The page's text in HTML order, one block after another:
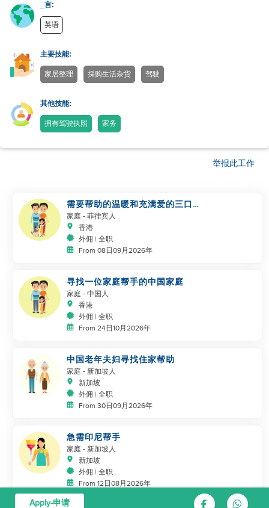
_言:
英语
主要技能:
家居整理 採购生活杂货 驾驶
其他技能:
拥有驾驶执照 家务
举报此工作
需要帮助的温暖和充满爱的三口之
家 + 猫
家庭 - 菲律宾人
香港
外佣 | 全职
From 08日09月2026年
寻找一位家庭帮手的中国家庭
家庭 - 中国人
香港
外佣 | 全职
From 24日10月2026年
中国老年夫妇寻找住家帮助
家庭 - 新加坡人
新加坡
外佣 | 全职
From 30日09月2026年
急需印尼帮手
家庭 - 新加坡人
新加坡
外佣 | 全职
From 12日08月2026年
Apply-申请